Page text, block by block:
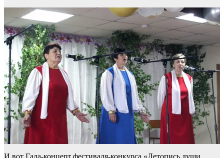
И вот Гала-концерт фестиваля-конкурса «Летопись души